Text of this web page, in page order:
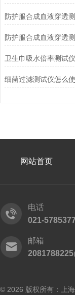
卫生巾吸水倍率测试
细菌过滤测试仪怎么
网站首页
电话
021-
邮箱
© 2026 版权所有：上